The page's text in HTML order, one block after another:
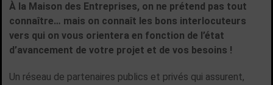
À la Maison des Entreprises, on ne prétend pas tout
connaître… mais on connaît les bons interlocuteurs
vers qui on vous orientera en fonction de l’état
d’avancement de votre projet et de vos besoins !
Un réseau de partenaires publics et privés qui assurent,